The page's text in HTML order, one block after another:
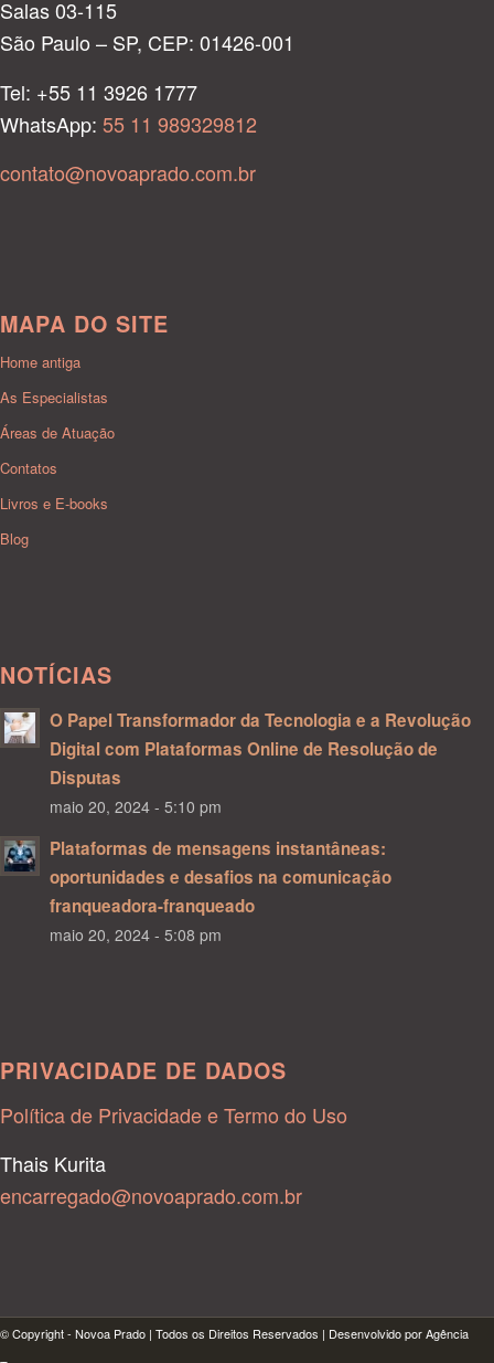
Salas 03-115
São Paulo – SP, CEP: 01426-001
Tel: +55 11 3926 1777
WhatsApp: 55 11 989329812
contato@novoaprado.com.br
MAPA DO SITE
Home antiga
As Especialistas
Áreas de Atuação
Contatos
Livros e E-books
Blog
NOTÍCIAS
O Papel Transformador da Tecnologia e a Revolução
Digital com Plataformas Online de Resolução de
Disputas
maio 20, 2024 - 5:10 pm
Plataformas de mensagens instantâneas:
oportunidades e desafios na comunicação
franqueadora-franqueado
maio 20, 2024 - 5:08 pm
PRIVACIDADE DE DADOS
Política de Privacidade e Termo do Uso
Thais Kurita
encarregado@novoaprado.com.br
© Copyright - Novoa Prado | Todos os Direitos Reservados | Desenvolvido por Agência